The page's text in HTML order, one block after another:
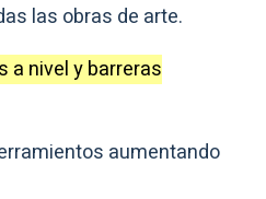
las obras de arte.
a nivel y barreras
aumentando